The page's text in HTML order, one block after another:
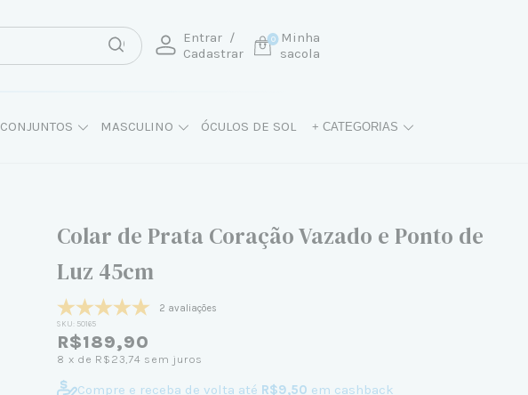
Entrar /
Cadastrar
Minha
sacola
0
CONJUNTOS MASCULINO ÓCULOS DE SOL + CATEGORIAS
Colar de Prata Coração Vazado e Ponto de
Luz 45cm
2 avaliações
SKU: 50165
R$189,90
8 x de R$23,74 sem juros
Compre e receba de volta até R$9,50 em cashback